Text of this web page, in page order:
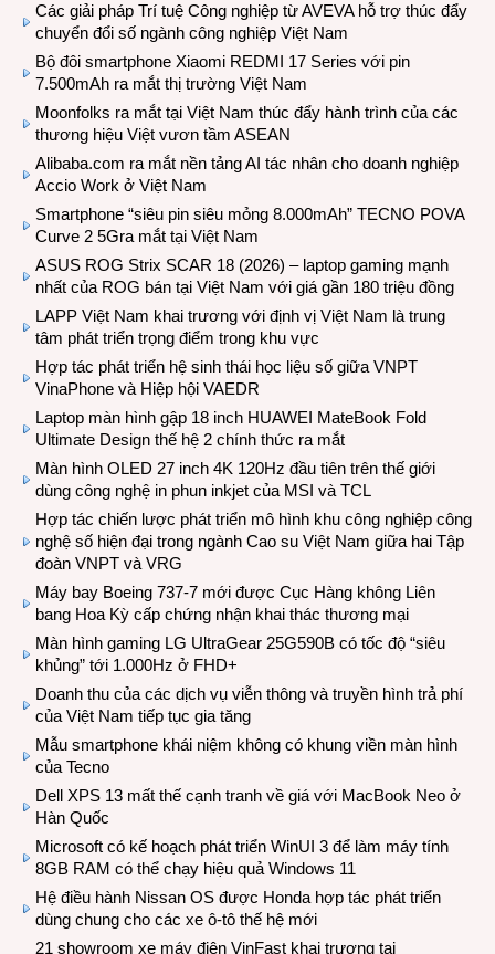
Các giải pháp Trí tuệ Công nghiệp từ AVEVA hỗ trợ thúc đẩy
chuyển đổi số ngành công nghiệp Việt Nam
Bộ đôi smartphone Xiaomi REDMI 17 Series với pin
7.500mAh ra mắt thị trường Việt Nam
Moonfolks ra mắt tại Việt Nam thúc đẩy hành trình của các
thương hiệu Việt vươn tầm ASEAN
Alibaba.com ra mắt nền tảng AI tác nhân cho doanh nghiệp
Accio Work ở Việt Nam
Smartphone “siêu pin siêu mỏng 8.000mAh” TECNO POVA
Curve 2 5Gra mắt tại Việt Nam
ASUS ROG Strix SCAR 18 (2026) – laptop gaming mạnh
nhất của ROG bán tại Việt Nam với giá gần 180 triệu đồng
LAPP Việt Nam khai trương với định vị Việt Nam là trung
tâm phát triển trọng điểm trong khu vực
Hợp tác phát triển hệ sinh thái học liệu số giữa VNPT
VinaPhone và Hiệp hội VAEDR
Laptop màn hình gập 18 inch HUAWEI MateBook Fold
Ultimate Design thế hệ 2 chính thức ra mắt
Màn hình OLED 27 inch 4K 120Hz đầu tiên trên thế giới
dùng công nghệ in phun inkjet của MSI và TCL
Hợp tác chiến lược phát triển mô hình khu công nghiệp công
nghệ số hiện đại trong ngành Cao su Việt Nam giữa hai Tập
đoàn VNPT và VRG
Máy bay Boeing 737-7 mới được Cục Hàng không Liên
bang Hoa Kỳ cấp chứng nhận khai thác thương mại
Màn hình gaming LG UltraGear 25G590B có tốc độ “siêu
khủng” tới 1.000Hz ở FHD+
Doanh thu của các dịch vụ viễn thông và truyền hình trả phí
của Việt Nam tiếp tục gia tăng
Mẫu smartphone khái niệm không có khung viền màn hình
của Tecno
Dell XPS 13 mất thế cạnh tranh về giá với MacBook Neo ở
Hàn Quốc
Microsoft có kế hoạch phát triển WinUI 3 để làm máy tính
8GB RAM có thể chạy hiệu quả Windows 11
Hệ điều hành Nissan OS được Honda hợp tác phát triển
dùng chung cho các xe ô-tô thế hệ mới
21 showroom xe máy điện VinFast khai trương tại